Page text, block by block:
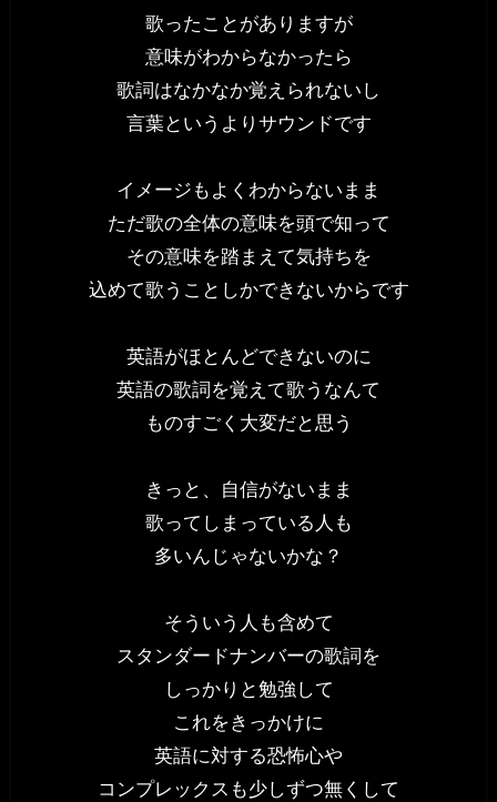
歌ったことがありますが
意味がわからなかったら
歌詞はなかなか覚えられないし
言葉というよりサウンドです
イメージもよくわからないまま
ただ歌の全体の意味を頭で知って
その意味を踏まえて気持ちを
込めて歌うことしかできないからです
英語がほとんどできないのに
英語の歌詞を覚えて歌うなんて
ものすごく大変だと思う
きっと、自信がないまま
歌ってしまっている人も
多いんじゃないかな？
そういう人も含めて
スタンダードナンバーの歌詞を
しっかりと勉強して
これをきっかけに
英語に対する恐怖心や
コンプレックスも少しずつ無くして